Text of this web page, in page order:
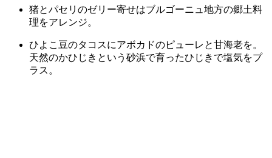
猪とパセリのゼリー寄せはブルゴーニュ地方の郷土料
理をアレンジ。
ひよこ豆のタコスにアボカドのピューレと甘海老を。
天然のかひじきという砂浜で育ったひじきで塩気をプ
ラス。